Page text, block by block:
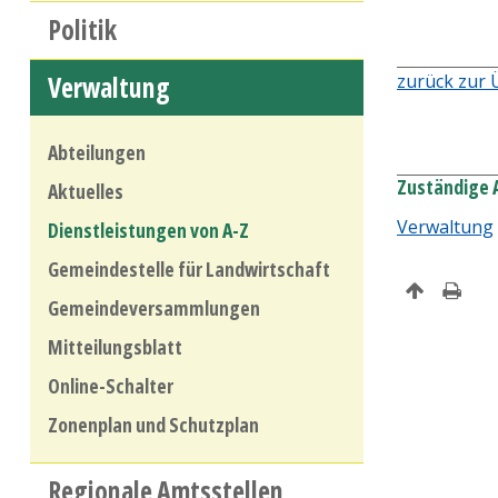
Politik
Verwaltung
Abteilungen
Aktuelles
Dienstleistungen von A-Z
Gemeindestelle für Landwirtschaft
Gemeindeversammlungen
Mitteilungsblatt
Online-Schalter
Zonenplan und Schutzplan
zurück zur
Zuständige
Verwaltung